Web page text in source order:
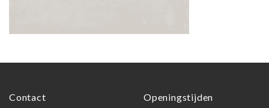
Contact Openingstijden